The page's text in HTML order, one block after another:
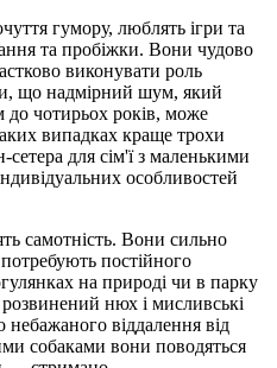
гумору, люблять ігри та
та пробіжки. Вони чудово
виконувати роль
що надмірний шум, який
до чотирьох років, може
випадках краще трохи
сетера для сім'ї з маленькими
особливостей
самотність. Вони сильно
постійного
на природі чи в парку
нюх і мисливські
віддалення від
собаками вони поводяться